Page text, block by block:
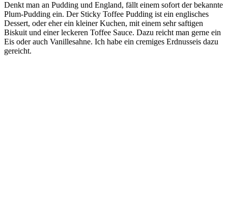
Denkt man an Pudding und England, fällt einem sofort der bekannte
Plum-Pudding ein. Der Sticky Toffee Pudding ist ein englisches
Dessert, oder eher ein kleiner Kuchen, mit einem sehr saftigen
Biskuit und einer leckeren Toffee Sauce. Dazu reicht man gerne ein
Eis oder auch Vanillesahne. Ich habe ein cremiges Erdnusseis dazu
gereicht.